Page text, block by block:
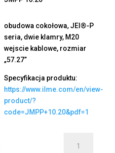
obudowa cokołowa, JEI®-P
seria, dwie klamry, M20
wejscie kablowe, rozmiar
„57.27”
Specyfikacja produktu:
https://www.ilme.com/en/view-
product/?
code=JMPP+10.20&pdf=1
JMPP